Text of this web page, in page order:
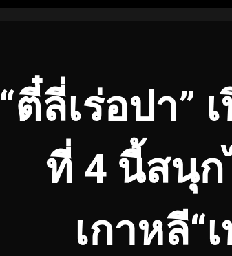
“ตี๋ลี่เร่อปา”
ที่ 4 นี้สนุ
เกาหลี“